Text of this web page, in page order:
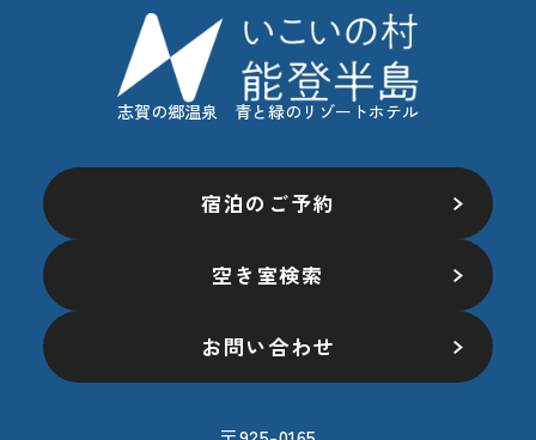
志賀の郷温泉 青と緑のリゾートホテル
宿泊のご予約
空き室検索
お問い合わせ